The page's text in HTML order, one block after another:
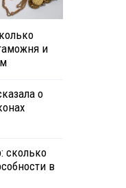
и
о
сколько
в